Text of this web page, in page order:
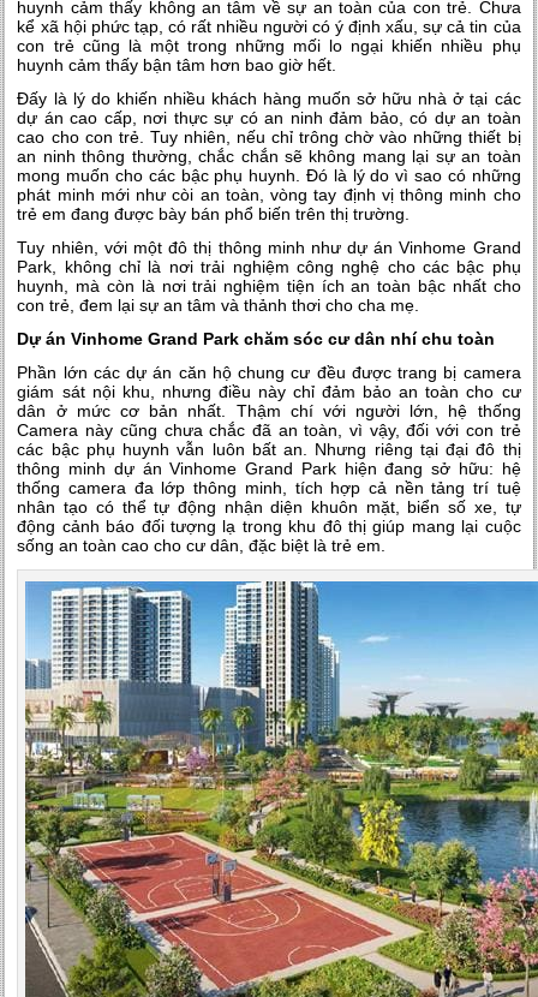
huynh cảm thấy không an tâm về sự an toàn của con trẻ. Chưa
kể xã hội phức tạp, có rất nhiều người có ý định xấu, sự cả tin của
con trẻ cũng là một trong những mối lo ngại khiến nhiều phụ
huynh cảm thấy bận tâm hơn bao giờ hết.
Đấy là lý do khiến nhiều khách hàng muốn sở hữu nhà ở tại các
dự án cao cấp, nơi thực sự có an ninh đảm bảo, có dự an toàn
cao cho con trẻ. Tuy nhiên, nếu chỉ trông chờ vào những thiết bị
an ninh thông thường, chắc chắn sẽ không mang lại sự an toàn
mong muốn cho các bậc phụ huynh. Đó là lý do vì sao có những
phát minh mới như còi an toàn, vòng tay định vị thông minh cho
trẻ em đang được bày bán phổ biến trên thị trường.
Tuy nhiên, với một đô thị thông minh như dự án Vinhome Grand
Park, không chỉ là nơi trải nghiệm công nghệ cho các bậc phụ
huynh, mà còn là nơi trải nghiệm tiện ích an toàn bậc nhất cho
con trẻ, đem lại sự an tâm và thảnh thơi cho cha mẹ.
Dự án Vinhome Grand Park chăm sóc cư dân nhí chu toàn
Phần lớn các dự án căn hộ chung cư đều được trang bị camera
giám sát nội khu, nhưng điều này chỉ đảm bảo an toàn cho cư
dân ở mức cơ bản nhất. Thậm chí với người lớn, hệ thống
Camera này cũng chưa chắc đã an toàn, vì vậy, đối với con trẻ
các bậc phụ huynh vẫn luôn bất an. Nhưng riêng tại đại đô thị
thông minh dự án Vinhome Grand Park hiện đang sở hữu: hệ
thống camera đa lớp thông minh, tích hợp cả nền tảng trí tuệ
nhân tạo có thể tự động nhận diện khuôn mặt, biển số xe, tự
động cảnh báo đối tượng lạ trong khu đô thị giúp mang lại cuộc
sống an toàn cao cho cư dân, đặc biệt là trẻ em.